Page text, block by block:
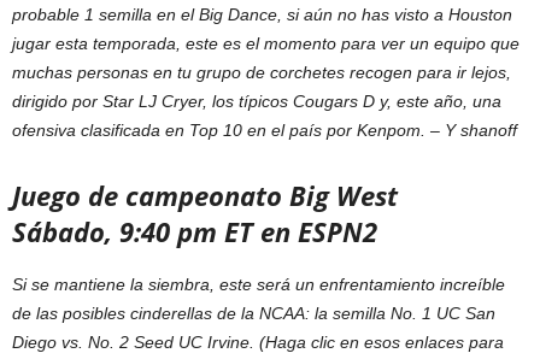
probable 1 semilla en el Big Dance, si aún no has visto a Houston
jugar esta temporada, este es el momento para ver un equipo que
muchas personas en tu grupo de corchetes recogen para ir lejos,
dirigido por Star LJ Cryer, los típicos Cougars D y, este año, una
ofensiva clasificada en Top 10 en el país por Kenpom. – Y shanoff
Juego de campeonato Big West
Sábado, 9:40 pm ET en ESPN2
Si se mantiene la siembra, este será un enfrentamiento increíble
de las posibles cinderellas de la NCAA: la semilla No. 1 UC San
Diego vs. No. 2 Seed UC Irvine. (Haga clic en esos enlaces para